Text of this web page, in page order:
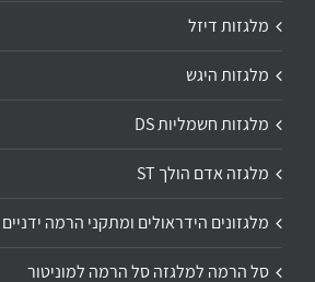
מלגזות דיזל
מלגזות היגש
מלגזות חשמליות DS
מלגזה אדם הולך ST
מלגזונים הידראולים ומתקני הרמה ידניים
סל הרמה למלגזה סל הרמה למוניטור